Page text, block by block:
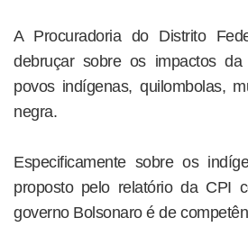
A Procuradoria do Distrito
debruçar sobre os impactos
povos indígenas, quilombolas,
negra.
Especificamente sobre os
proposto pelo relatório da CPI
governo Bolsonaro é de